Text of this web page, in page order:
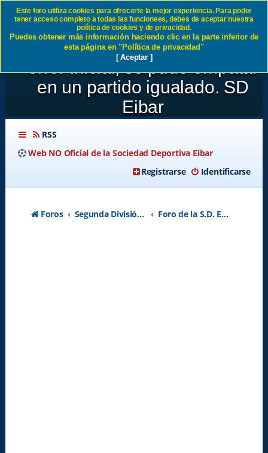
JORNADA 21:SD Eibar 1-1
Sporting de Gijón Tras un
error inicial, se pudo empatar
en un partido igualado. SD
Eibar
RSS
Web NO Oficial de la Sociedad Deportiva Eibar
Identificarse
Registrarse
Foros Segunda División A - Temporada 2026-2027 Foro de la S.D. Eibar
Este foro utiliza cookies para ofrecerte la mejor experiencia. Para poder
tener acceso completo a todas las funcionees, debes de aceptar nuestra
política de cookies y de privacidad.
Puedes obtener más información haciendo clic en la parte inferior de
esta página en "Política de privacidad"
[ Aceptar ]